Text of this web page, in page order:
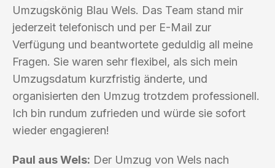
Umzugskönig Blau Wels. Das Team stand mir
jederzeit telefonisch und per E-Mail zur
Verfügung und beantwortete geduldig all meine
Fragen. Sie waren sehr flexibel, als sich mein
Umzugsdatum kurzfristig änderte, und
organisierten den Umzug trotzdem professionell.
Ich bin rundum zufrieden und würde sie sofort
wieder engagieren!
Paul aus Wels: Der Umzug von Wels nach